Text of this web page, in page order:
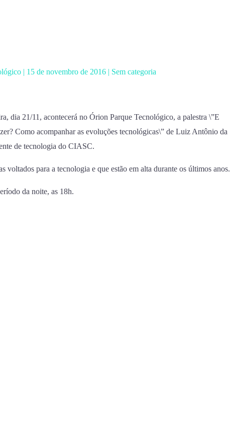
| 15 de novembro de 2016 | Sem categoria
dia 21/11, acontecerá no Órion Parque Tecnológico, a palestra \”E
Como acompanhar as evoluções tecnológicas\” de Luiz Antônio da
de tecnologia do CIASC.
voltados para a tecnologia e que estão em alta durante os últimos anos.
da noite, as 18h.